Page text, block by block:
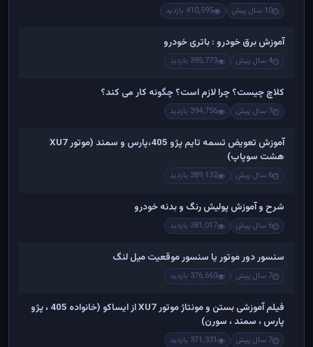
10 سال پیش 410,595 بازدید
آموزش برق خودرو : باتری خودرو
4 سال پیش 395,773 بازدید
کلاچ چیست؟ چرا لازم است؟ چگونه کار می کند؟
7 سال پیش 394,756 بازدید
آموزش تعویض تسمه تایم پژو 405،پارس و سمند (موتور XU7
هشت سوپاپ)
6 سال پیش 389,132 بازدید
شرح و آموزش پولیش رنگ و بدنه خودرو
6 سال پیش 381,017 بازدید
سنسور دور موتور یا سنسور موقعیت میل لنگ
7 سال پیش 376,660 بازدید
فیلم آموزشی بستن و مونتاژ موتور XU7 از ایساکو (خانواده 405 ، پژو
پارس ، سمند ، سورن)
7 سال پیش 371,331 بازدید